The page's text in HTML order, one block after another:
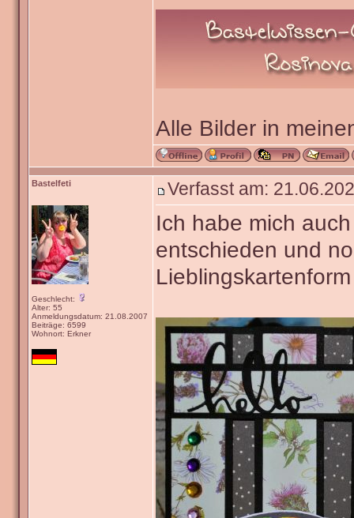
Alle Bilder in
Bastelfeti
Geschlecht:
Alter: 55
Anmeldungsdatum: 21.08.2007
Beiträge: 6599
Wohnort: Erkner
Verfasst am:
Ich habe mich
entschieden und